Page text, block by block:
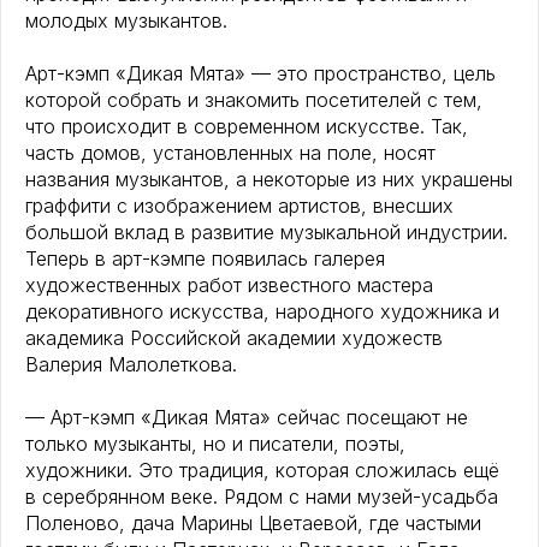
молодых музыкантов.
Арт-кэмп «Дикая Мята» — это пространство, цель
которой собрать и знакомить посетителей с тем,
что происходит в современном искусстве. Так,
часть домов, установленных на поле, носят
названия музыкантов, а некоторые из них украшены
граффити с изображением артистов, внесших
большой вклад в развитие музыкальной индустрии.
Теперь в арт-кэмпе появилась галерея
художественных работ известного мастера
декоративного искусства, народного художника и
академика Российской академии художеств
Валерия Малолеткова.
— Арт-кэмп «Дикая Мята» сейчас посещают не
только музыканты, но и писатели, поэты,
художники. Это традиция, которая сложилась ещё
в серебрянном веке. Рядом с нами музей-усадьба
Поленово, дача Марины Цветаевой, где частыми